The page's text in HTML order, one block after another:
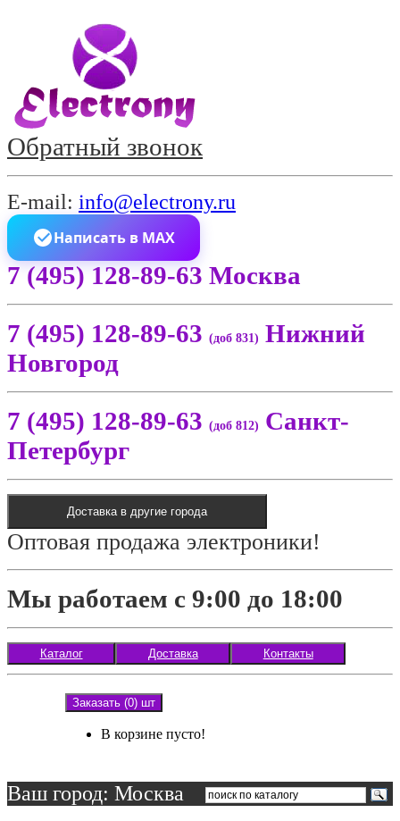
Обратный звонок
E-mail: info@electrony.ru
Написать в MAX
7 (495) 128-89-63 Москва
7 (495) 128-89-63 (доб 831) Нижний
Новгород
7 (495) 128-89-63 (доб 812) Санкт-
Петербург
Доставка в другие города
Оптовая продажа электроники!
Мы работаем с 9:00 до 18:00
Каталог Доставка Контакты
Заказать (0) шт
В корзине пусто!
Ваш город: Москва